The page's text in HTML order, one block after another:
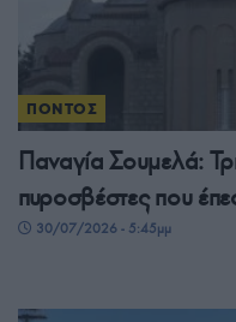
ΠΟΝΤΟΣ
Παναγία Σουμελά:
πυροσβέστες που
30/07/2026 - 5:45μμ